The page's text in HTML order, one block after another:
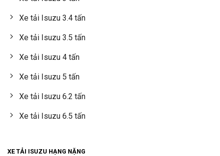
Xe tải Isuzu 3.4 tấn
Xe tải Isuzu 3.5 tấn
Xe tải Isuzu 4 tấn
Xe tải Isuzu 5 tấn
Xe tải Isuzu 6.2 tấn
Xe tải Isuzu 6.5 tấn
XE TẢI ISUZU HẠNG NẶNG